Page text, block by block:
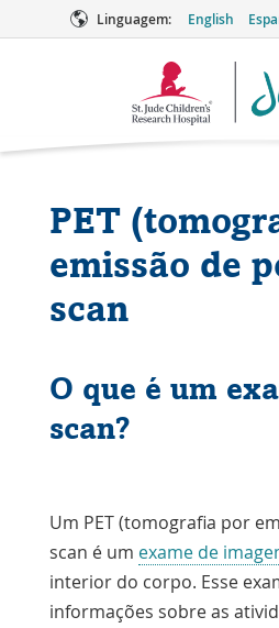
Linguagem: English
PET
emissão de
scan
O que é um
scan?
Um PET (tomografia por
scan é um exame de
interior do corpo. Esse
informações sobre as